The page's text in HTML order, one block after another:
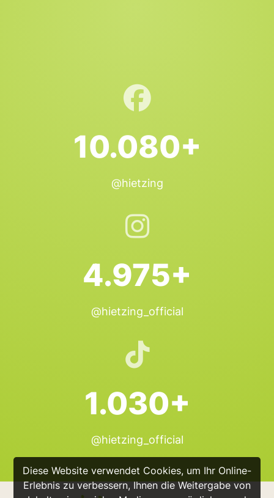
Diese Website verwendet Cookies, um Ihr Online-
Erlebnis zu verbessern, Ihnen die Weitergabe von
10.080+
@hietzing
4.975+
@hietzing_official
1.030+
@hietzing_official